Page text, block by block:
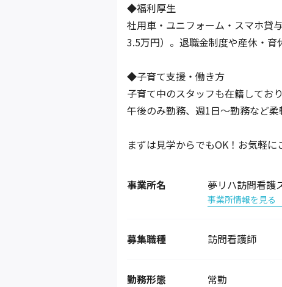
◆福利厚生
社用車・ユニフォーム・スマホ貸
3.5万円）。退職金制度や産休・育
◆子育て支援・働き方
子育て中のスタッフも在籍してお
午後のみ勤務、週1日～勤務など柔
まずは見学からでもOK！お気軽に
事業所名 夢リハ訪問看護
事業所情報を見る
募集職種 訪問看護師
勤務形態 常勤